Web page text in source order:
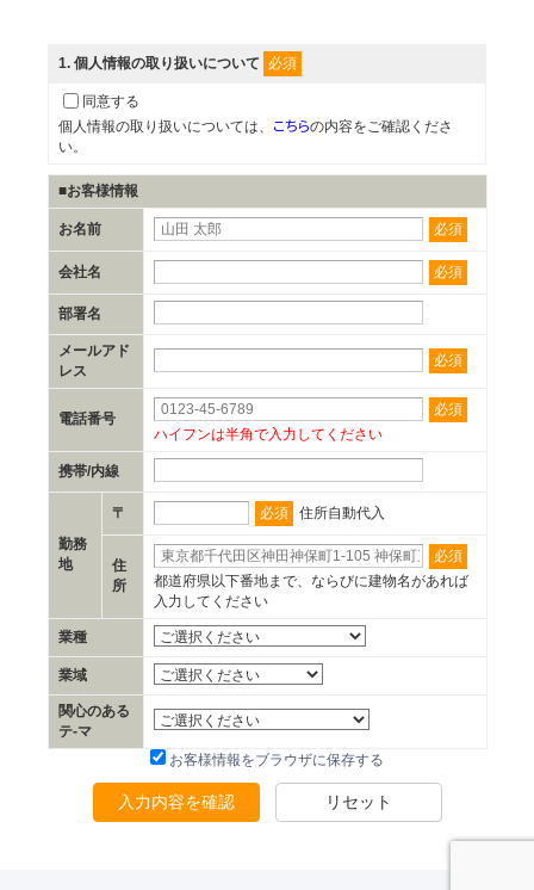
1. 個人情報の取り扱いについて 必須
同意する
個人情報の取り扱いについては、 こちらの内容をご確認くださ
い。
■お客様情報
お名前 必須
会社名 必須
部署名
メールアド
レス
必須
電話番号
必須
ハイフンは半角で入力してください
携帯/内線
勤務
地
〒 必須 住所自動代入
住
所
必須
都道府県以下番地まで、ならびに建物名があれば
入力してください
業種
業域
関心のある
テ-マ
お客様情報をブラウザに保存する
入力内容を確認 リセット